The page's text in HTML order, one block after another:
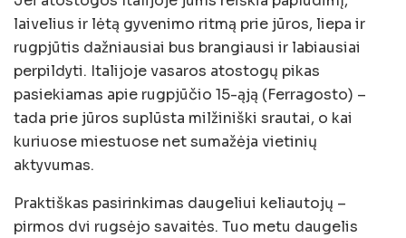
laivelius ir lėtą gyvenimo ritmą prie jūros, liepa ir
rugpjūtis dažniausiai bus brangiausi ir labiausiai
perpildyti. Italijoje vasaros atostogų pikas
pasiekiamas apie rugpjūčio 15-ąją (Ferragosto) –
tada prie jūros suplūsta milžiniški srautai, o kai
kuriuose miestuose net sumažėja vietinių
aktyvumas.
Praktiškas pasirinkimas daugeliui keliautojų –
pirmos dvi rugsėjo savaitės. Tuo metu daugelis